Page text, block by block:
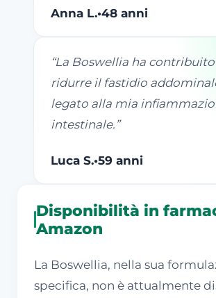
Anna L.•48 anni
“La Boswellia ha contribuito
ridurre il fastidio
legato alla mia
intestinale. ”
Luca S.•59 anni
Disponibilità in
Amazon
La Boswellia, nella sua
specifica, non è attualmente